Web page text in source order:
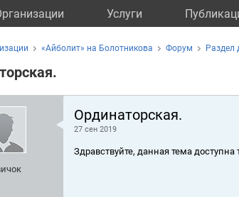
Услуги
«Айболит» на Болотникова Форум Раздел
Ординаторская.
27 сен 2019
Здравствуйте, данная тема